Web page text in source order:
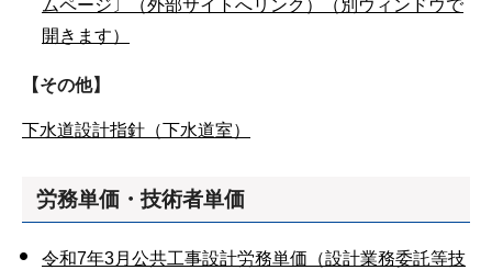
ムページ〕（外部サイトへリンク）（別ウィンドウで
開きます）
【その他】
下水道設計指針（下水道室）
労務単価・技術者単価
令和7年3月公共工事設計労務単価（設計業務委託等技